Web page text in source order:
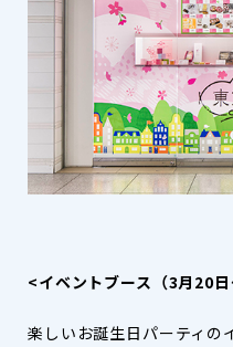
<イベントブース（3月20
楽しいお誕生日パーティの